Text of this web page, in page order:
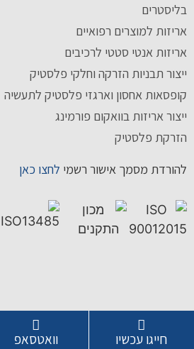
בליסטרים
אריזות למוצרים רפואיים
אריזות אנטי סטטי לרכיבים
ייצור תבניות הזרקה וחלקי פלסטיק
קופסאות אחסון וארגזי פלסטיק לתעשיה
ייצור אריזות בוואקום פורמינג
הזרקת פלסטיק
להורדת מסמך אישור רשמי לחצו כאן
חייגו עכשיו וואטסאפ